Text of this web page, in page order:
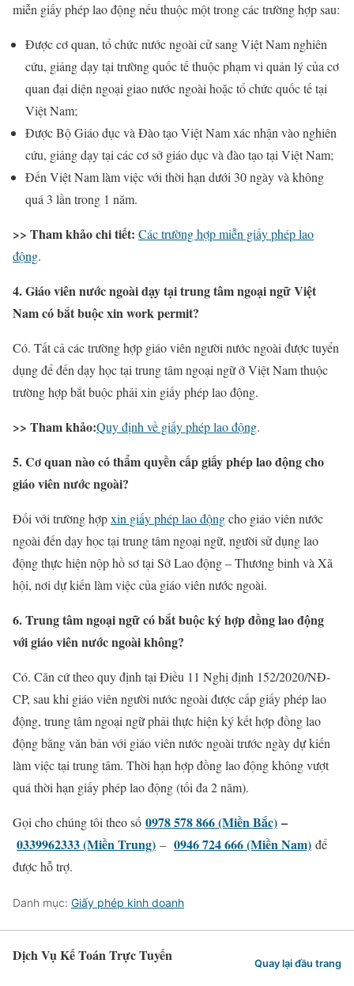
miễn giấy phép lao động nếu thuộc một trong các trường hợp sau:
Được cơ quan, tổ chức nước ngoài cử sang Việt Nam nghiên
cứu, giảng dạy tại trường quốc tế thuộc phạm vi quản lý của cơ
quan đại diện ngoại giao nước ngoài hoặc tổ chức quốc tế tại
Việt Nam;
Được Bộ Giáo dục và Đào tạo Việt Nam xác nhận vào nghiên
cứu, giảng dạy tại các cơ sở giáo dục và đào tạo tại Việt Nam;
Đến Việt Nam làm việc với thời hạn dưới 30 ngày và không
quá 3 lần trong 1 năm.
>> Tham khảo chi tiết: Các trường hợp miễn giấy phép lao
động.
4. Giáo viên nước ngoài dạy tại trung tâm ngoại ngữ Việt
Nam có bắt buộc xin work permit?
Có. Tất cả các trường hợp giáo viên người nước ngoài được tuyển
dụng để đến dạy học tại trung tâm ngoại ngữ ở Việt Nam thuộc
trường hợp bắt buộc phải xin giấy phép lao động.
>> Tham khảo:Quy định về giấy phép lao động.
5. Cơ quan nào có thẩm quyền cấp giấy phép lao động cho
giáo viên nước ngoài?
Đối với trường hợpxin giấy phép lao độngcho giáo viên nước
ngoài đến dạy học tại trung tâm ngoại ngữ, người sử dụng lao
động thực hiện nộp hồ sơ tại Sở Lao động – Thương binh và Xã
hội, nơi dự kiến làm việc của giáo viên nước ngoài.
6. Trung tâm ngoại ngữ có bắt buộc ký hợp đồng lao động
với giáo viên nước ngoài không?
Có. Căn cứ theo quy định tại Điều 11 Nghị định 152/2020/NĐ-
CP, sau khi giáo viên người nước ngoài được cấp giấy phép lao
động, trung tâm ngoại ngữ phải thực hiện ký kết hợp đồng lao
động bằng văn bản với giáo viên nước ngoài trước ngày dự kiến
làm việc tại trung tâm. Thời hạn hợp đồng lao động không vượt
quá thời hạn giấy phép lao động (tối đa 2 năm).
Gọi cho chúng tôi theo số 0978 578 866 (Miền Bắc) –
0339962333 (Miền Trung) – 0946 724 666 (Miền Nam) để
được hỗ trợ.
Danh mục: Giấy phép kinh doanh
Dịch Vụ Kế Toán Trực Tuyến Quay lại đầu trang